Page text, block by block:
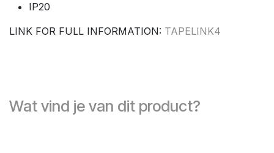
IP20
LINK FOR FULL INFORMATION: TAPELINK4
Wat vind je van dit product?